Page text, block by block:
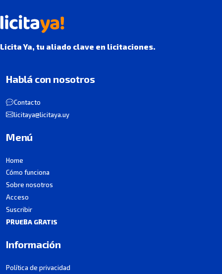
Licita Ya, tu aliado clave en licitaciones.
Hablá con nosotros
Contacto
licitaya@licitaya.uy
Menú
Home
Cómo funciona
Sobre nosotros
Acceso
Suscribir
PRUEBA GRATIS
Información
Política de privacidad